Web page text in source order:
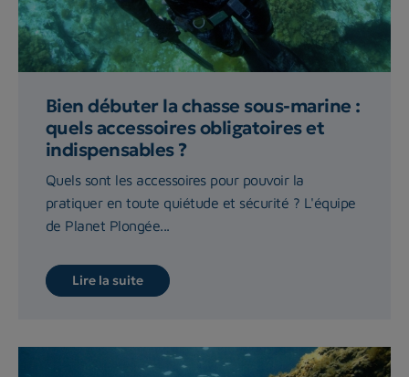
Bien débuter la chasse sous-marine :
quels accessoires obligatoires et
indispensables ?
Quels sont les accessoires pour pouvoir la
pratiquer en toute quiétude et sécurité ? L'équipe
de Planet Plongée...
Lire la suite